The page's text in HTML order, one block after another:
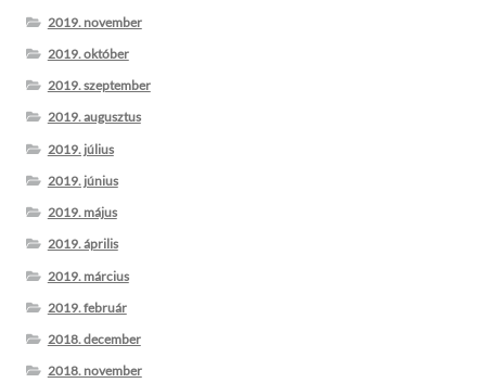
2019. november
2019. október
2019. szeptember
2019. augusztus
2019. július
2019. június
2019. május
2019. április
2019. március
2019. február
2018. december
2018. november